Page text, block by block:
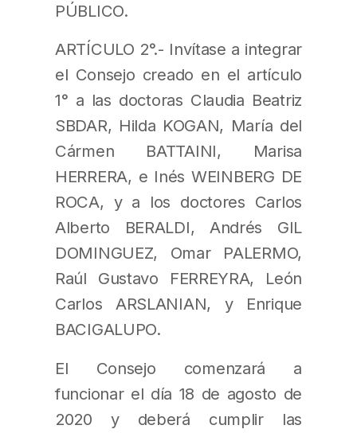
PÚBLICO.
ARTÍCULO 2°.- Invítase a integrar
el Consejo creado en el artículo
1° a las doctoras Claudia Beatriz
SBDAR, Hilda KOGAN, María del
Cármen BATTAINI, Marisa
HERRERA, e Inés WEINBERG DE
ROCA, y a los doctores Carlos
Alberto BERALDI, Andrés GIL
DOMINGUEZ, Omar PALERMO,
Raúl Gustavo FERREYRA, León
Carlos ARSLANIAN, y Enrique
BACIGALUPO.
El Consejo comenzará a
funcionar el día 18 de agosto de
2020 y deberá cumplir las